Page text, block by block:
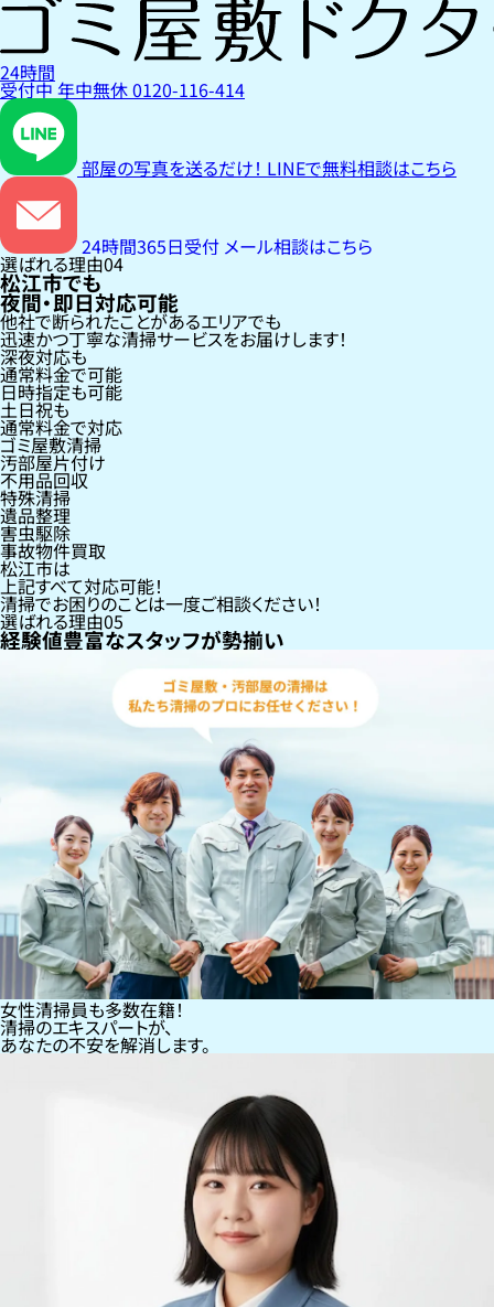
24時間
受付中年中無休0120-116-414
部屋の写真を送るだけ！ LINEで無料相談はこちら
24時間365日受付 メール相談はこちら
選ばれる理由04
松江市でも
夜間・即日対応可能
他社で断られたことがあるエリアでも
迅速かつ丁寧な清掃サービスをお届けします！
深夜対応も
通常料金で可能
日時指定も可能
土日祝も
通常料金で対応
ゴミ屋敷清掃
汚部屋片付け
不用品回収
特殊清掃
遺品整理
害虫駆除
事故物件買取
松江市は
上記すべて対応可能！
清掃でお困りのことは一度ご相談ください！
選ばれる理由05
経験値豊富なスタッフが勢揃い
女性清掃員も多数在籍！
清掃のエキスパートが、
あなたの不安を解消します。